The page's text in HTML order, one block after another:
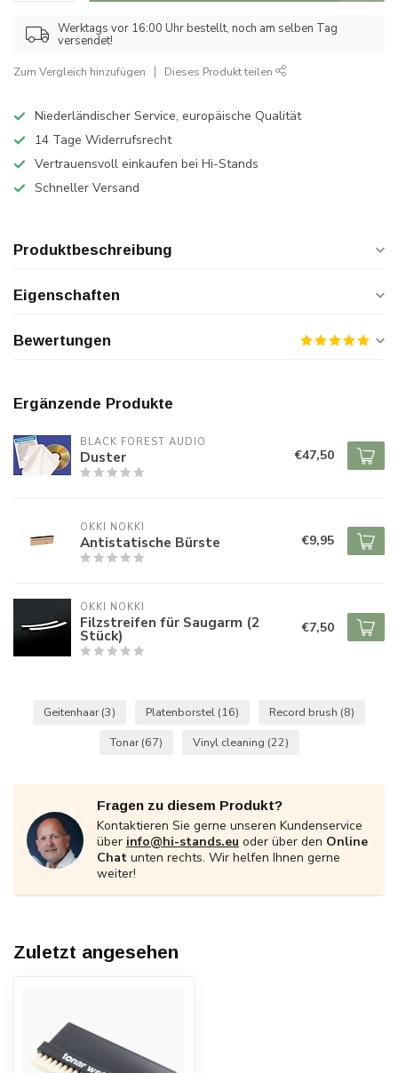
Werktags vor 16:00 Uhr bestellt, noch am selben Tag
versendet!
Zum Vergleich hinzufügen Dieses Produkt teilen
Niederländischer Service, europäische Qualität
14 Tage Widerrufsrecht
Vertrauensvoll einkaufen bei Hi-Stands
Schneller Versand
Produktbeschreibung
Eigenschaften
Bewertungen
Ergänzende Produkte
BLACK FOREST AUDIO
Duster €47,50
OKKI NOKKI
Antistatische Bürste €9,95
OKKI NOKKI
Filzstreifen für Saugarm (2
Stück) €7,50
Geitenhaar (3) Platenborstel (16) Record brush (8)
Tonar (67) Vinyl cleaning (22)
Fragen zu diesem Produkt?
Kontaktieren Sie gerne unseren Kundenservice
über info@hi-stands.eu oder über den Online
Chat unten rechts. Wir helfen Ihnen gerne
weiter!
Zuletzt angesehen